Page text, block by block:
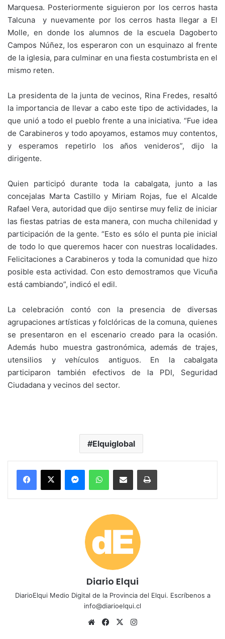
Marquesa. Posteriormente siguieron por los cerros hasta
Talcuna y nuevamente por los cerros hasta llegar a El
Molle, en donde los alumnos de la escuela Dagoberto
Campos Núñez, los esperaron con un esquinazo al frente
de la iglesia, para culminar en una fiesta costumbrista en el
mismo reten.
La presidenta de la junta de vecinos, Rina Fredes, resaltó
la importancia de llevar a cabo este tipo de actividades, la
que unió a todo el pueblo frente a una iniciativa. “Fue idea
de Carabineros y todo apoyamos, estamos muy contentos,
y esperamos repetirlo los años venideros”, dijo la
dirigente.
Quien participó durante toda la cabalgata, junto a las
concejalas Marta Castillo y Miriam Rojas, fue el Alcalde
Rafael Vera, autoridad que dijo sentirse muy feliz de iniciar
las fiestas patrias de esta manera, con mucha chilenidad y
participación de la gente. “Esto es sólo el punta pie inicial
de todo lo que queremos hacer con nuestras localidades.
Felicitaciones a Carabineros y toda la comunidad que hizo
posible esta actividad. Con esto demostramos que Vicuña
está cambiando”, indicó el edil.
La celebración contó con la presencia de diversas
agrupaciones artísticas y folclóricas de la comuna, quienes
se presentaron en el escenario creado para la ocasión.
Además hubo muestra gastronómica, además de trajes,
utensilios y vehículos antiguos. En la cabalgata
participaron también efectivos de la PDI, Seguridad
Ciudadana y vecinos del sector.
Elquiglobal
Diario Elqui
DiarioElqui Medio Digital de la Provincia del Elqui. Escríbenos a
info@diarioelqui.cl
Siti
Fa
X